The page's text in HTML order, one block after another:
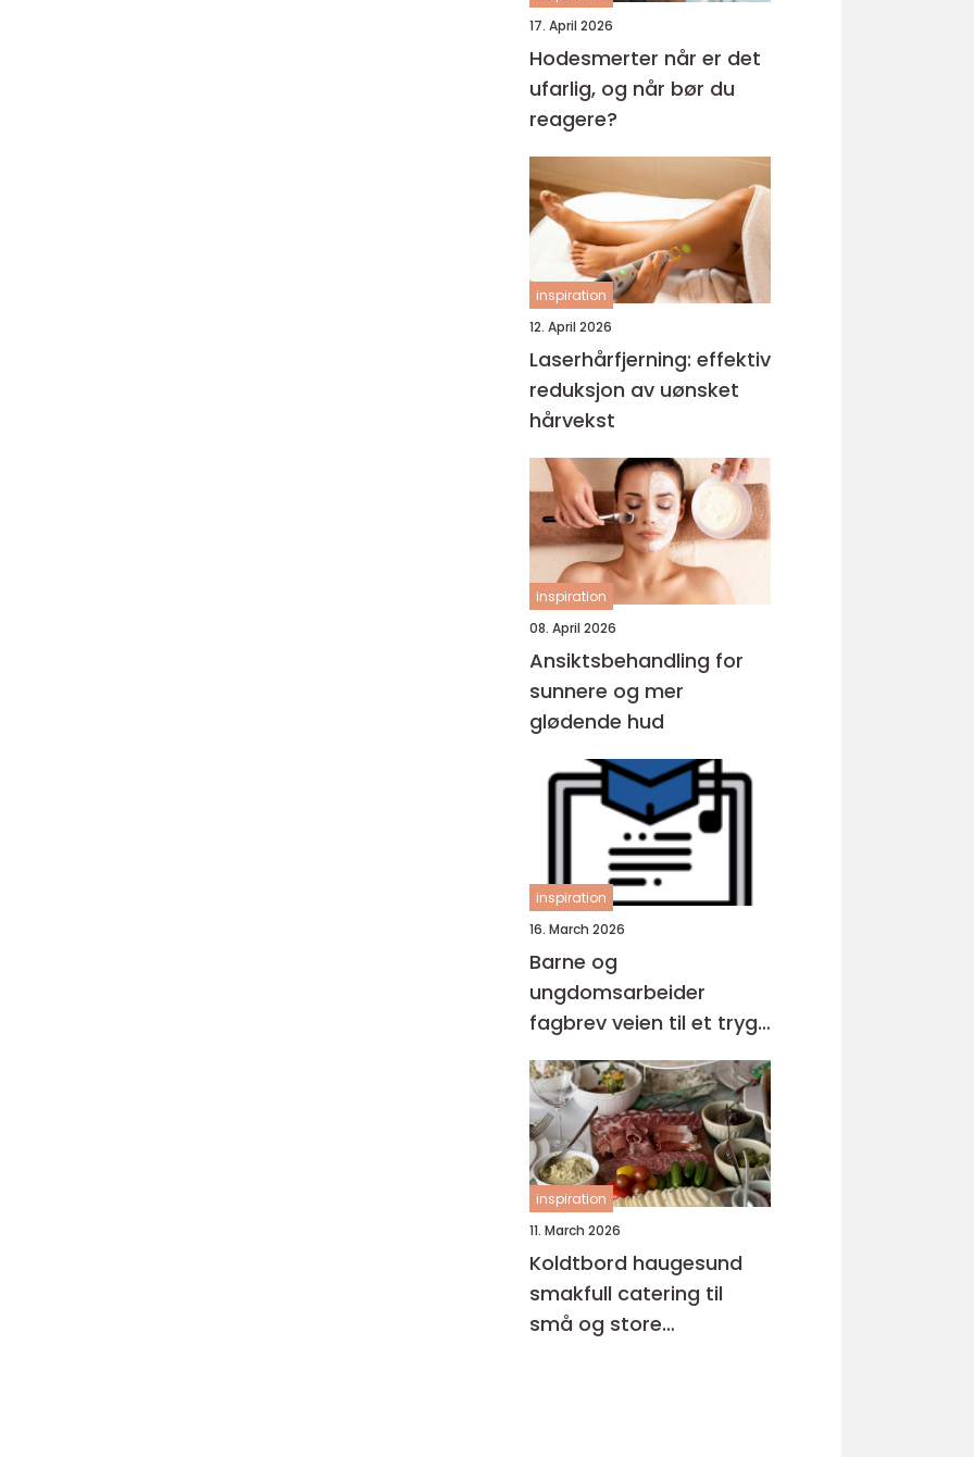
17. April 2026
Hodesmerter når er det
ufarlig, og når bør du
reagere?
inspiration
12. April 2026
Laserhårfjerning: effektiv
reduksjon av uønsket
hårvekst
inspiration
08. April 2026
Ansiktsbehandling for
sunnere og mer
glødende hud
inspiration
16. March 2026
Barne og
ungdomsarbeider
fagbrev veien til et trygt
og meningsfullt yrke
inspiration
11. March 2026
Koldtbord haugesund
smakfull catering til
små og store